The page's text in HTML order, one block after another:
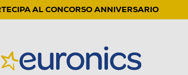
AL CONCORSO ANNIVERSARIO